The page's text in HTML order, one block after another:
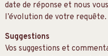
date de réponse et nous
l’évolution de votre requête.
Suggestions
Vos suggestions et